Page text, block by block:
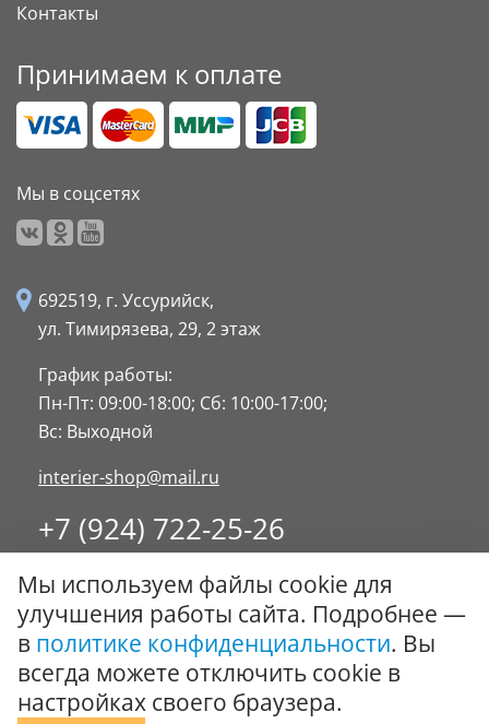
Контакты
Принимаем к оплате
Мы в соцсетях
692519, г. Уссурийск,
ул. Тимирязева, 29, 2 этаж
График работы:
Пн-Пт: 09:00-18:00; Сб: 10:00-17:00;
Вс: Выходной
interier-shop@mail.ru
+7 (924) 722-25-26
8 (4234) 32-17-89
Заказать обратный звонок
© ООО "Стиль-Интерьер" 1996 - 2026. Все права
защищены.
Политика обработки персональных данных
Мы используем файлы cookie для
улучшения работы сайта. Подробнее —
в политике конфиденциальности. Вы
всегда можете отключить cookie в
настройках своего браузера.